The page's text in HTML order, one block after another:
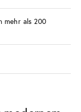
mehr als 200